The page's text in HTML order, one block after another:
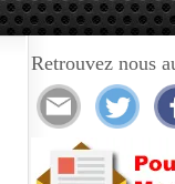
Retrouvez nous